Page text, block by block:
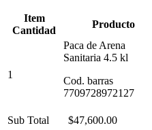
Item
Cantidad
Producto
1
Paca de Arena
Sanitaria 4.5 kl
Cod. barras
7709728972127
Sub Total
$47,600.00